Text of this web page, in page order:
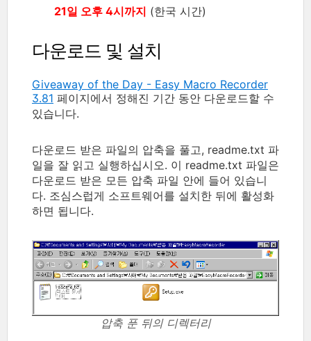
21일 오후 4시까지 (한국 시간)
다운로드 및 설치
Giveaway of the Day - Easy Macro Recorder
3.81 페이지에서 정해진 기간 동안 다운로드할 수
있습니다.
다운로드 받은 파일의 압축을 풀고, readme.txt 파
일을 잘 읽고 실행하십시오. 이 readme.txt 파일은
다운로드 받은 모든 압축 파일 안에 들어 있습니
다. 조심스럽게 소프트웨어를 설치한 뒤에 활성화
하면 됩니다.
압축 푼 뒤의 디렉터리